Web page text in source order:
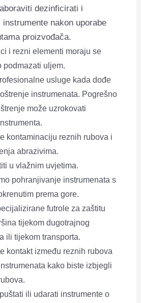
dezinficirati i
nakon uporabe
proizvođača.
i rezni elementi moraju se
podmazati uljem.
usluge kada dođe
instrumenata. Pogrešno
može uzrokovati
kontaminaciju reznih rubova i
abrazivima.
u vlažnim uvjetima.
pohranjivanje instrumenata s
prema gore.
futrole za zaštitu
tijekom dugotrajnog
ili tijekom transporta.
kontakt između reznih rubova
kako biste izbjegli
ili udarati instrumente o